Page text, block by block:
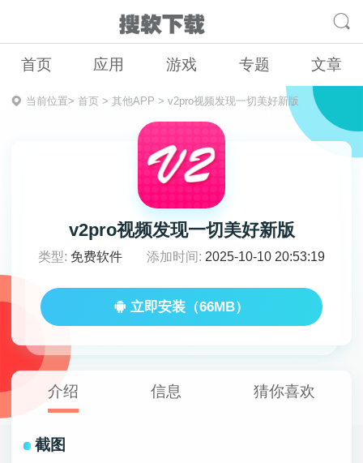
首页 应用 游戏 专题 文章
当前位置> 首页> 其他APP > v2pro视频发现一切美好新版
v2pro视频发现一切美好新版
类型: 免费软件 添加时间: 2025-10-10 20:53:19
立即安装（66MB）
介绍 信息 猜你喜欢
截图